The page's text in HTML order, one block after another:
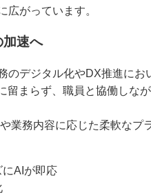
広がっています。
速へ
のデジタル化やDX推進にお
留まらず、職員と協働しな
業務内容に応じた柔軟な
AIが即応